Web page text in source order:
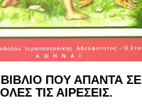
ΠΟΥ ΑΠΑΝΤΑ ΣΕ
ΟΛΕΣ ΤΙΣ ΑΙΡΕΣΕΙΣ.